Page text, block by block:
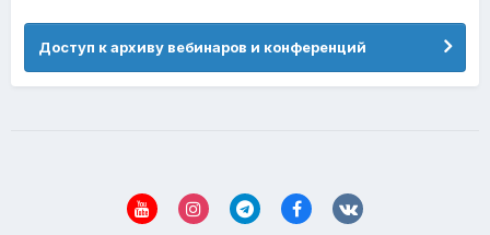
Доступ к архиву вебинаров и конференций